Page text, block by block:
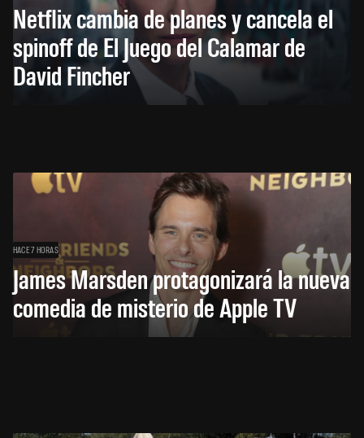
Netflix cambia de planes y cancela el
spinoff de El Juego del Calamar de
David Fincher
HACE 7 HORAS
James Marsden protagonizará la nueva
comedia de misterio de Apple TV